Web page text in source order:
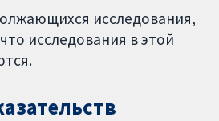
исследования,
исследования в этой